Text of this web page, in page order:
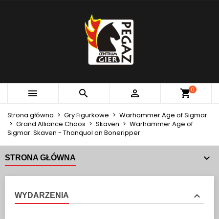
   0
Strona główna Gry Figurkowe
Warhammer Age of Sigmar
Grand Alliance Chaos
Skaven
Warhammer Age of
Sigmar: Skaven - Thanquol on Boneripper
STRONA GŁÓWNA
WYDARZENIA
MOJE LISTY ŻYCZEŃ
Utwórz nową listę
UTWÓRZ LISTĘ ŻYCZEŃ
Utwórz listę życzeń
ZALOGUJ SIĘ
MUSISZ BYĆ ZALOGOWANY BY ZAPISAĆ PRODUKTY
NA SWOJEJ LIŚCIE ŻYCZEŃ.
Anuluj Zaloguj się